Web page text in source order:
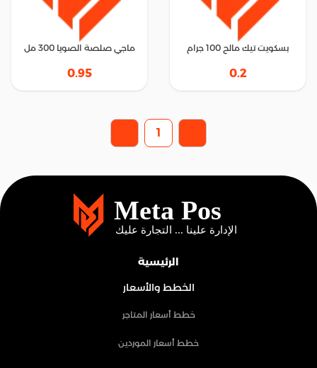
بسكويت تيك مالح 100 جرام
0.2
ماجي صلصة الصويا 300 مل
0.95
1
الرئيسية
الخطط والأسعار
خطط أسعار المتاجر
خطط أسعار الموردين